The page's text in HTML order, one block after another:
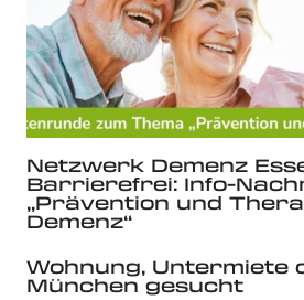
Netzwerk Demenz
Barrierefrei: Info-
„Prävention und
Demenz“
Wohnung, Untermiete
München gesucht